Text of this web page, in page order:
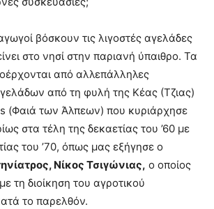
βόσκουν τις λιγοστές αγελάδες
στο νησί στην παριανή ύπαιθρο. Τα
από αλλεπάλληλες
από τη φυλή της Κέας (Τζιας)
(Φαιά των Άλπεων) που κυριάρχησε
στα τέλη της δεκαετίας του ’60 με
του ’70, όπως μας εξήγησε ο
Νίκος Τσιγώνιας, ο οποίος
τη διοίκηση του αγροτικού
το παρελθόν.